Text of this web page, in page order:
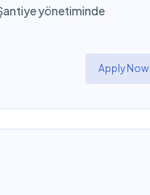
yönetiminde
Apply Now